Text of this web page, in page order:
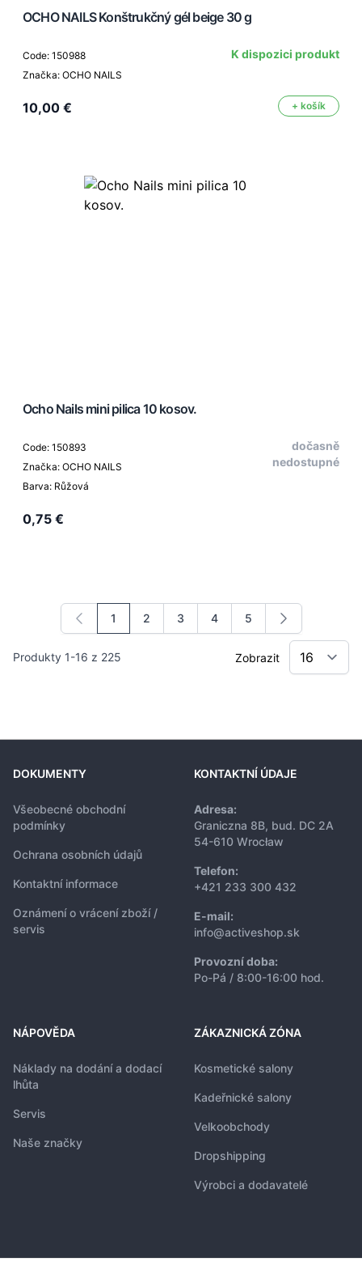
OCHO NAILS Konštrukčný gél beige 30 g
Code: 150988
Značka: OCHO NAILS
K dispozici produkt
10,00 € + košík
Ocho Nails mini pilica 10 kosov.
Code: 150893
Značka: OCHO NAILS
Barva: Růžová
dočasně
nedostupné
0,75 €
Produkty 1-16 z 225
Právě si prohlížíte stránku
1 Stránka
2 Stránka
3 Stránka
4 Stránka
5
Zobrazit
DOKUMENTY
Všeobecné obchodní
podmínky
Ochrana osobních údajů
Kontaktní informace
Oznámení o vrácení zboží /
servis
KONTAKTNÍ ÚDAJE
Adresa:
Graniczna 8B, bud. DC 2A
54-610 Wrocław
Telefon:
+421 233 300 432
E-mail:
info@activeshop.sk
Provozní doba:
Po-Pá / 8:00-16:00 hod.
NÁPOVĚDA
Náklady na dodání a dodací
lhůta
Servis
Naše značky
ZÁKAZNICKÁ ZÓNA
Kosmetické salony
Kadeřnické salony
Velkoobchody
Dropshipping
Výrobci a dodavatelé